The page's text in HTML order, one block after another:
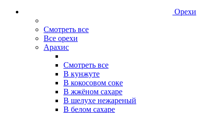
Орехи
Смотреть все
Все орехи
Арахис
Смотреть все
В кунжуте
В кокосовом соке
В жжёном сахаре
В шелухе нежареный
В белом сахаре